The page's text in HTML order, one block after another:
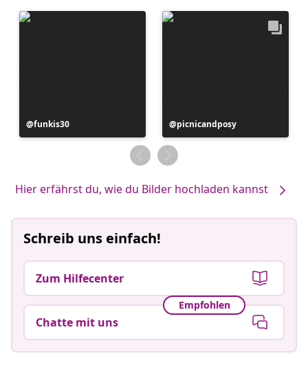
Beitrag
veröffentlicht
funkis30
Beitrag
veröffentlicht
von
picnicandposy
Hier erfährst du, wie du Bilder hochladen kannst
Schreib uns einfach!
Zum Hilfecenter
Empfohlen
Chatte mit uns